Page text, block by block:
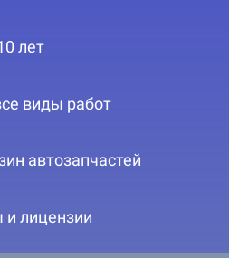
лет
виды работ
автозапчастей
лицензии